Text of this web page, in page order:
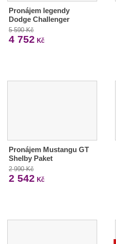
Pronájem legendy
Dodge Challenger
5 590 Kč
4 752 Kč
Pronájem Mustangu GT
Shelby Paket
2 990 Kč
2 542 Kč